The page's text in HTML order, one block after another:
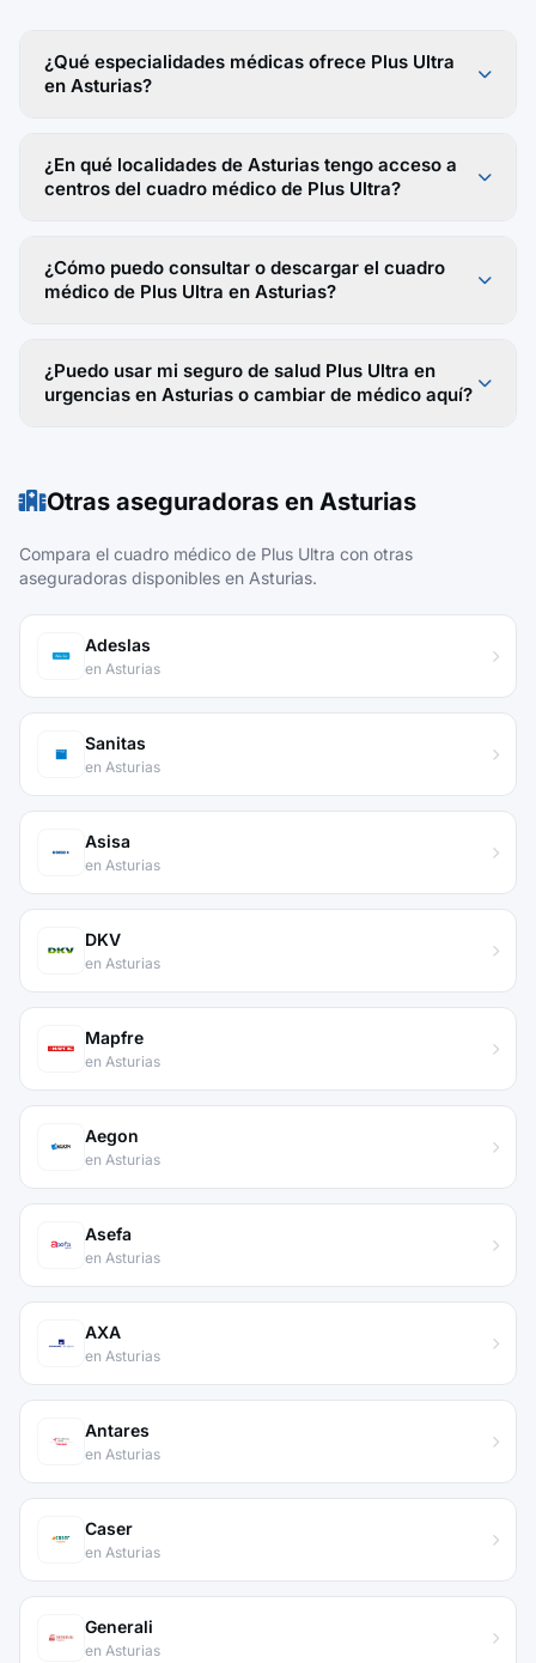
¿Qué especialidades médicas ofrece Plus Ultra
en Asturias?
¿En qué localidades de Asturias tengo acceso a
centros del cuadro médico de Plus Ultra?
¿Cómo puedo consultar o descargar el cuadro
médico de Plus Ultra en Asturias?
¿Puedo usar mi seguro de salud Plus Ultra en
urgencias en Asturias o cambiar de médico aquí?
Otras aseguradoras en Asturias
Compara el cuadro médico de Plus Ultra con otras
aseguradoras disponibles en Asturias.
Adeslas
en Asturias
Sanitas
en Asturias
Asisa
en Asturias
DKV
en Asturias
Mapfre
en Asturias
Aegon
en Asturias
Asefa
en Asturias
AXA
en Asturias
Antares
en Asturias
Caser
en Asturias
Generali
en Asturias